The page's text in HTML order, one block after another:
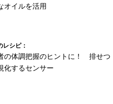
オイルを活用
レシピ：
の体調把握のヒントに！ 排せつ
化するセンサー